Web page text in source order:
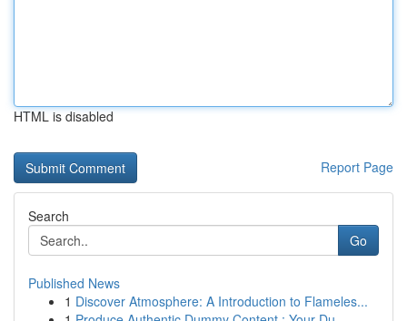
HTML is disabled
Report Page
Search
Go
Published News
1 Discover Atmosphere: A Introduction to Flameles...